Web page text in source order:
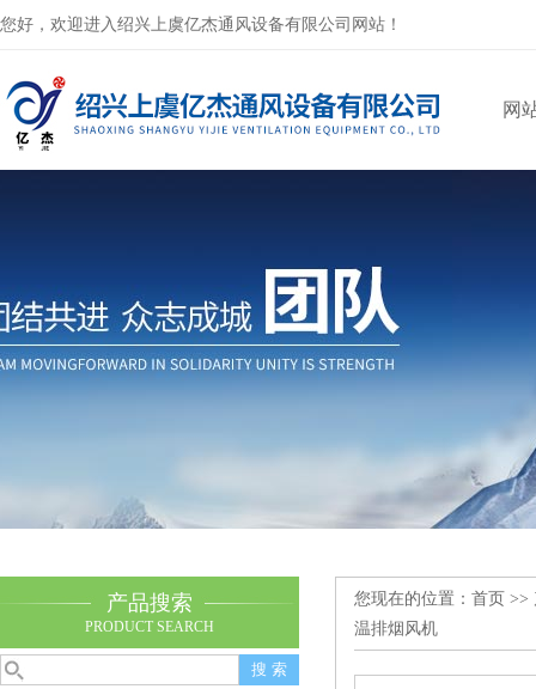
您好，欢迎进入绍兴上虞亿杰通风设备有限公司网站！
网
产品搜索
PRODUCT SEARCH
您现在的位置： 首页 >>
温排烟风机